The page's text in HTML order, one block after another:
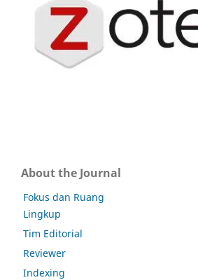
About the Journal
Fokus dan Ruang
Lingkup
Tim Editorial
Reviewer
Indexing